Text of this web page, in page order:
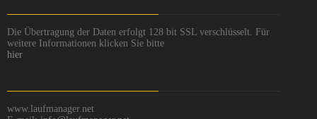
Die Übertragung der Daten erfolgt 128 bit SSL verschlüsselt. Für
weitere Informationen klicken Sie bitte
hier
www.laufmanager.net